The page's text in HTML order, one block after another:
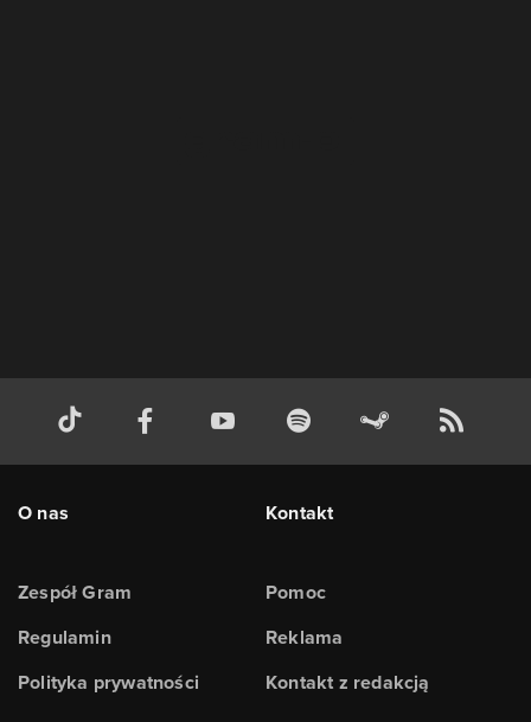
O nas
Zespół Gram
Regulamin
Polityka prywatności
Kontakt
Pomoc
Reklama
Kontakt z redakcją